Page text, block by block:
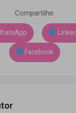
Compartilhe:
Facebook